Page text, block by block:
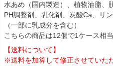
水あめ（国内製造）、植物油脂、
PH調整剤、乳化剤、炭酸Ca、リ
（一部に乳成分を含む）
こちらの商品は12個で1ケース相当
【送料について】
※送料を加算して修正させていた